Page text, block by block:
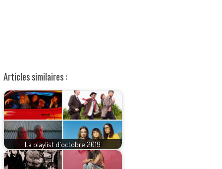
Articles similaires :
La playlist d'octobre 2019